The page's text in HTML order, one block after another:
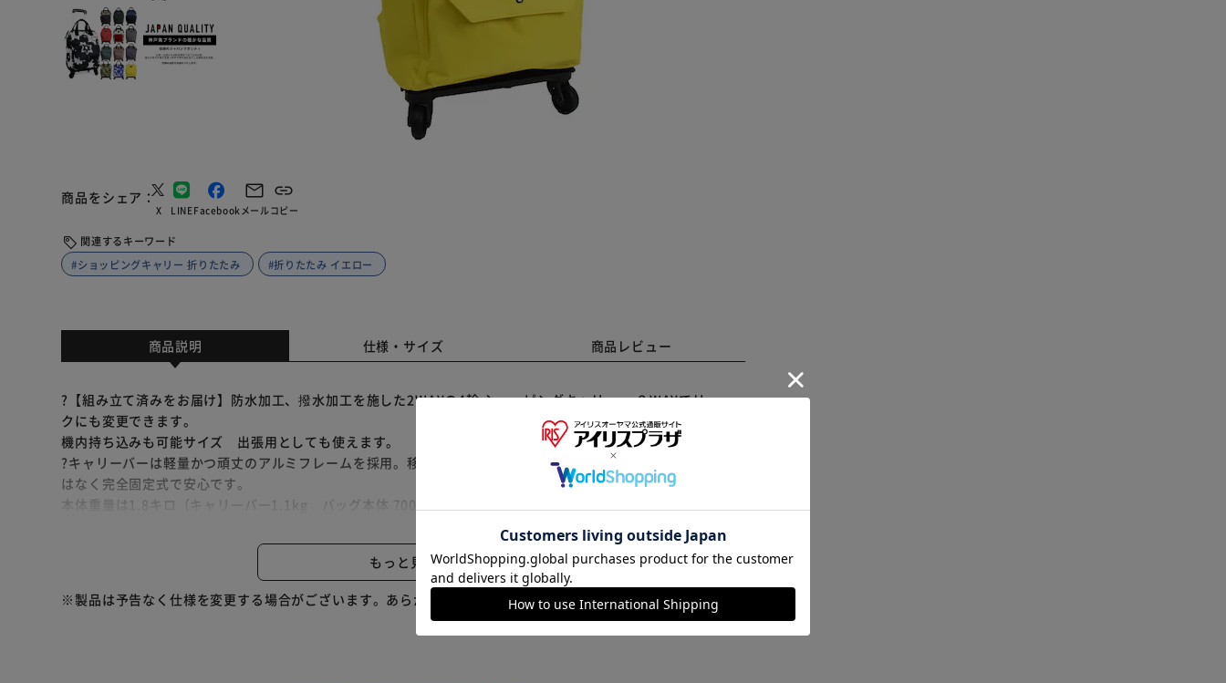
商品をシェア
X LINEFacebookメールコピー
関連するキーワード
#ショッピングキャリー 折りたたみ
#折りたたみ イエロー
商品説明 仕様・サイズ 商品レビュー
?【組み立て済みをお届け】防水加工、撥水加工を施した2WAYの4輪 ショッピングキャリー 。２WAYでリュッ
クにも変更できます。
機内持ち込みも可能サイズ 出張用としても使えます。
?キャリーバーは軽量かつ頑丈のアルミフレームを採用。移動中に振動で折りたたみになってしまうキャップ式で
はなく完全固定式で安心です。
本体重量は1.8キロ（キャリーバー1.1kg バッグ本体 700g）。容量は約18リットル。耐重量は約10キログラム
バッグサイズは縦40cm 横29cm 幅16cmです。
?4輪キャスターでスムーズな動きを実現。ハンドルバーは3段階調整。3段式のキャリーバーの調整は一番上まで
固定式ですので安定した使い心地。スライド式のキャリーバーは隙間が必要なため若干のぐらつきがございます
もっと見る
※製品は予告なく仕様を変更する場合がございます。あらかじめご了承ください。
※ご確認ください